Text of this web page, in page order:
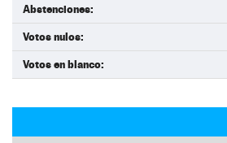
Abstenciones:
Votos nulos:
Votos en blanco: